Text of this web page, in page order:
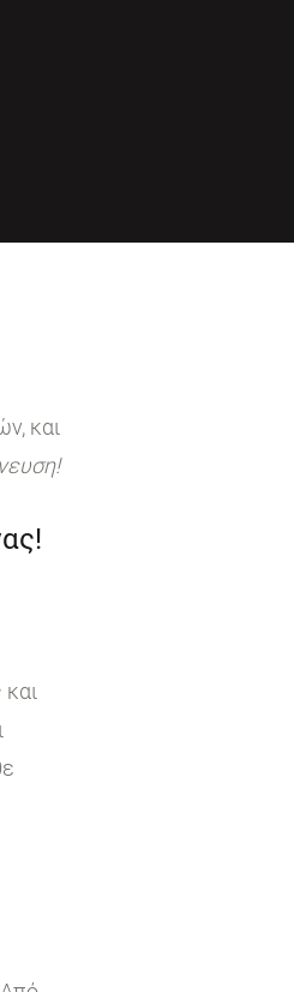
και